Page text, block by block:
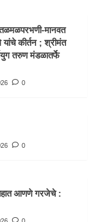
मानवत
कीर्तन ; श्रीमंत
तरुण मंडळातर्फे
0
0
आणणे गरजेचे :
0